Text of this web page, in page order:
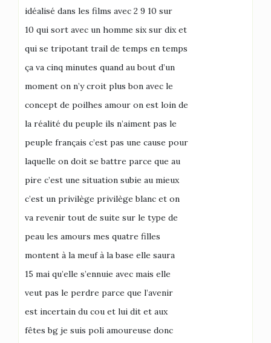
idéalisé dans les films avec 2 9 10 sur
10 qui sort avec un homme six sur dix et
qui se tripotant trail de temps en temps
ça va cinq minutes quand au bout d’un
moment on n’y croit plus bon avec le
concept de poilhes amour on est loin de
la réalité du peuple ils n’aiment pas le
peuple français c’est pas une cause pour
laquelle on doit se battre parce que au
pire c’est une situation subie au mieux
c’est un privilège privilège blanc et on
va revenir tout de suite sur le type de
peau les amours mes quatre filles
montent à la meuf à la base elle saura
15 mai qu’elle s’ennuie avec mais elle
veut pas le perdre parce que l’avenir
est incertain du cou et lui dit et aux
fêtes bg je suis poli amoureuse donc